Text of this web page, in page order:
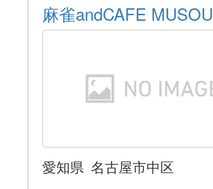
麻雀andCAFE MUSOU
愛知県 名古屋市中区